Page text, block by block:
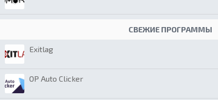
СВЕЖИЕ ПРОГРАММЫ
Exitlag
OP Auto Clicker